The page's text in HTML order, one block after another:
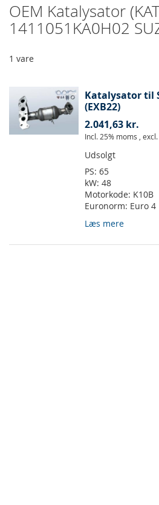
OEM Katalysator
1411051KA0H02
1 vare
Katalysator til
(EXB22)
2.041,63 kr.
Incl. 25% moms , excl.
Udsolgt
PS: 65
kW: 48
Motorkode: K10B
Euronorm: Euro 4
Læs mere